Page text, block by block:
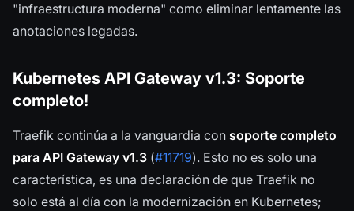
"infraestructura moderna" como eliminar lentamente las
anotaciones legadas.
Kubernetes API Gateway v1.3: Soporte
completo!
Traefik continúa a la vanguardia con soporte completo
para API Gateway v1.3 (#11719). Esto no es solo una
característica, es una declaración de que Traefik no
solo está al día con la modernización en Kubernetes;